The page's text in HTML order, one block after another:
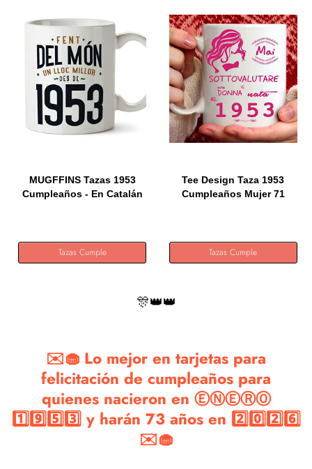
MUGFFINS Tazas 1953
Cumpleaños - En Catalán
Tazas Cumple
Tee Design Taza 1953
Cumpleaños Mujer 71
Tazas Cumple
🎊👑👑
✉️🧁 Lo mejor en tarjetas para
felicitación de cumpleaños para
quienes nacieron en ⒺⓃⒺⓇⓄ
1️⃣9️⃣5️⃣3️⃣ y harán 73 años en 2️⃣0️⃣2️⃣6️⃣
✉️🧁